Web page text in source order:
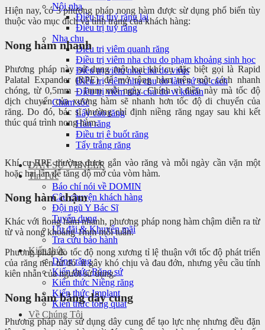
Nội nha
Điều trị tuỷ răng lại
Điều trị tuỷ răng
Nha chu
Điều trị viêm quanh răng
Điều trị viêm nha chu do phạm khoảng sinh học
Điều trị viêm nha chu do virus
Điều trị viêm nha chu do làm sứ sai cách
Điều trị viêm nha chu do vi khuẩn
Chăm sóc
Lấy cao răng
Hàn răng
Điều trị ê buốt răng
Tẩy trắng răng
DÁN SỨ VENEER
Tin Tức
Báo chí nói về DOMIN
Câu chuyện khách hàng
Đội ngũ Y Bác Sĩ
Tuyển dụng
Ưu đãi & Khuyến mãi
Tra cứu bảo hành
Kiến thức
Dáng răng
Kiến thức Răng sứ
Kiến thức Niềng răng
Kiến thức Implant
Kiến thức tổng quát
Về Chúng Tôi
Hiện nay, có 3 phương pháp nong hàm được sừ dụng phổ biến tùy
thuộc vào mục đích và tình trạng của khách hàng:
Nong hàm nhanh
Phương pháp này sử dụng một loại khí cụ đặc biệt gọi là Rapid
Palatal Expander (RPE) để mở rộng hàm trên một cách nhanh
chóng, từ 0,5mm – 1mm mỗi ngày. Chính vì điều này mà tốc độ
dịch chuyển của xương hàm sẽ nhanh hơn tốc độ di chuyển của
răng. Do đó, bác sĩ thường chỉ định niềng răng ngay sau khi kết
thúc quá trình nong hàm.
Khí cụ RPE thường được gắn vào răng và mỗi ngày cần vặn một
hoặc hai lần để tăng độ mở của vòm hàm.
Nong hàm chậm
Khác với nong hàm nhanh, phương pháp nong hàm chậm diễn ra từ
từ và nong khoảng 1mm mỗi tuần.
Phương pháp do tốc độ nong xương tỉ lệ thuận với tốc độ phát triển
của răng nên từ đó ít gây khó chịu và đau đớn, nhưng yêu cầu tính
kiên nhẫn của người sử dụng.
Nong hàm bằng dây cung
Phương pháp này sử dụng dây cung để tạo lực nhẹ nhưng đều đặn